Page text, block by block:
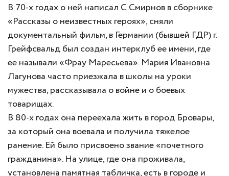
В 70-х годах о ней написал С.Смирнов в сборнике
«Рассказы о неизвестных героях», сняли
документальный фильм, в Германии (бывшей ГДР) г.
Грейфсвальд был создан интерклуб ее имени, где
ее называли «Фрау Маресьева». Мария Ивановна
Лагунова часто приезжала в школы на уроки
мужества, рассказывала о войне и о боевых
товарищах.
В 80-х годах она переехала жить в город Бровары,
за который она воевала и получила тяжелое
ранение. Ей было присвоено звание «почетного
гражданина». На улице, где она проживала,
установлена памятная табличка, есть в городе и